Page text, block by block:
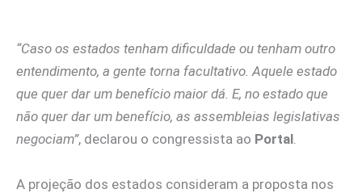
“Caso os estados tenham dificuldade ou tenham outro
entendimento, a gente torna facultativo. Aquele estado
que quer dar um benefício maior dá. E, no estado que
não quer dar um benefício, as assembleias legislativas
negociam”, declarou o congressista ao Portal.
A projeção dos estados consideram a proposta nos